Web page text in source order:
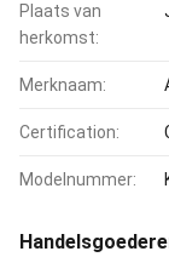
Plaats van
herkomst:
Merknaam:
Certification:
Modelnummer: